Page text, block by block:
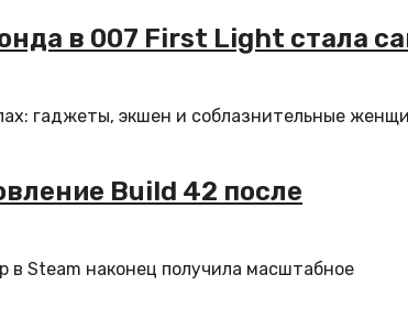
в 007 First Light стала
гаджеты, экшен и соблазнительные
Build 42 после
в Steam наконец получила масштабное